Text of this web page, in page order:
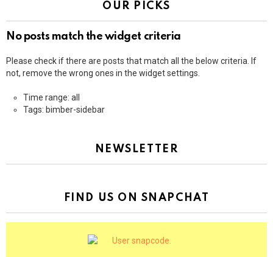
OUR PICKS
No posts match the widget criteria
Please check if there are posts that match all the below criteria. If
not, remove the wrong ones in the widget settings.
Time range: all
Tags: bimber-sidebar
NEWSLETTER
FIND US ON SNAPCHAT